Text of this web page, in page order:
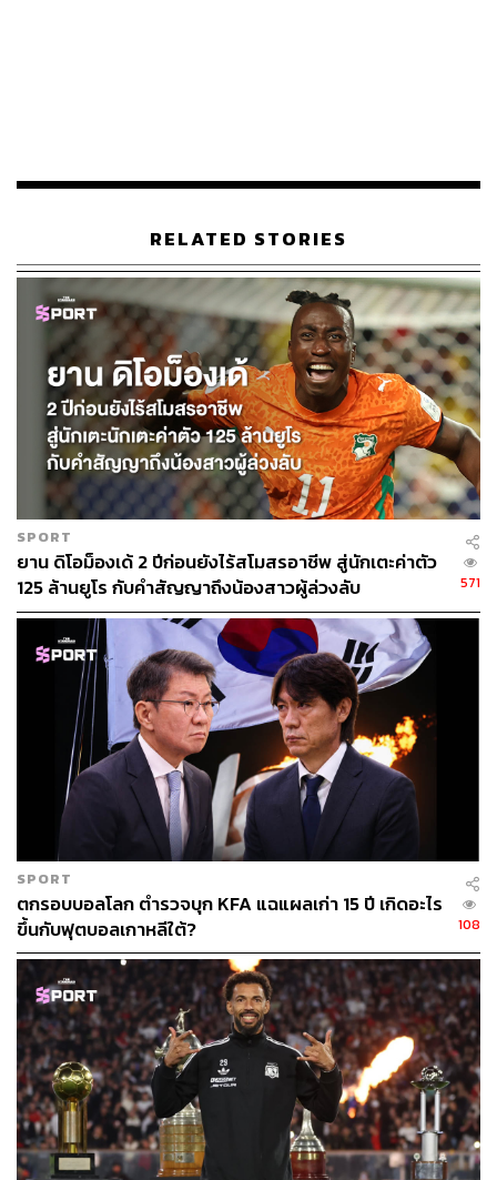
ความไวตามธรรมชาติของการรายงานข่าวแบบแอนะล็อก
นี่เองที่ทำให้แฟนทีมสเปอร์สแทบไม่อยากเชื่อสายตา
เมื่อมีภาพของเจอร์เกน คลินส์มันน์ ใส่เสื้อสีขาวของดอกลิลลี
(Lillywhite) อันเป็นสีเสื้อประจำสโมสรของพวกเขา พร้อมกับ
ผ้าพันคอสีกรมท่า
ข้างกายของเขาคือ อลัน ชูการ์ นักธุรกิจที่เป็นประธาน
สโมสรในเวลานั้น
“เจอร์เกน คลินส์มันน์​ เปิดตัวในฐานะนักเตะคนใหม่ของท็อต
แนม ฮอตสเปอร์ ด้วยจำนวนเงินค่าตัวการย้ายทีม 2 ล้าน
ปอนด์จากสโมสรโมนาโก”
ถ้าจะให้เปรียบเทียบความโด่งดังของคลินส์มันน์ในเวลานั้น
ต้องบอกว่าเขาเป็นหนึ่งในนักฟุตบอลระดับซูเปอร์สตาร์เบอร์
ต้นๆ ของโลก ที่ถ้าจะเทียบกับนักเตะในเวลานี้อาจจะเป็นแนว
โรเบิร์ต เลวานดอฟสกี หรือ แฮร์รี เคน แต่เหนือขึ้นไปกว่านั้น
เพราะคลินส์มันน์ มีดีกรีแชมป์โลกที่ได้กับทีมชาติเยอรมัน
ตะวันตกในฟุตบอลโลก 1990 ด้วย และในฟุตบอลโลก 1994
ที่สหรัฐอเมริกา แม้ว่าเยอรมนี (รวมชาติแล้ว) จะป้องกัน
แชมป์ไม่ได้หลังพ่ายสุดช็อกต่อบัลแกเรียในรอบ 8 ทีมสุดท้าย
แต่เขาก็ทำได้ถึง 5 ประตูในฟุตบอลโลก
เรียกได้ว่าเป็น ‘ศูนย์หน้าในฝัน’ ของแฟนฟุตบอลทั่วโลกเลย
RELATED STORIES
SPORT
ยาน ดิโอม็องเด้ 2 ปีก่อนยังไร้สโมสรอาชีพ สู่นักเตะค่าตัว
125 ล้านยูโร กับคำสัญญาถึงน้องสาวผู้ล่วงลับ
571
SPORT
ตกรอบบอลโลก ตำรวจบุก KFA แฉแผลเก่า 15 ปี เกิดอะไร
ขึ้นกับฟุตบอลเกาหลีใต้?
108